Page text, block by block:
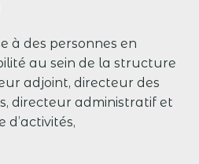
à des personnes en
au sein de la structure
adjoint, directeur des
directeur administratif et
d’activités,